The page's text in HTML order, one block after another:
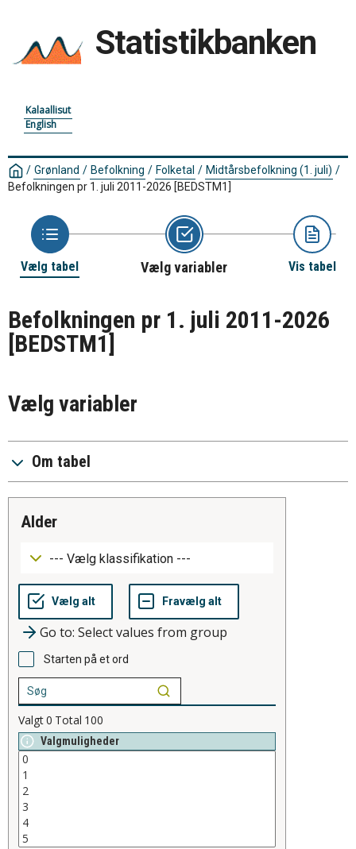
Statistikbanken
Kalaallisut
English
/ Grønland / Befolkning / Folketal / Midtårsbefolkning (1. juli) /
Befolkningen pr 1. juli 2011-2026 [BEDSTM1]
Vælg tabel Vælg variabler Vis tabel
Befolkningen pr 1. juli 2011-2026
[BEDSTM1]
Vælg variabler
Om tabel
alder
Go to: Select values from group
Starten på et ord
Valgt0 Total 100
Valgmuligheder